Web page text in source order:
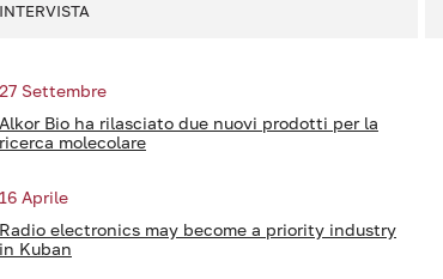
INTERVISTA
27 Settembre
Alkor Bio ha rilasciato due nuovi prodotti per la
ricerca molecolare
16 Aprile
Radio electronics may become a priority industry
in Kuban